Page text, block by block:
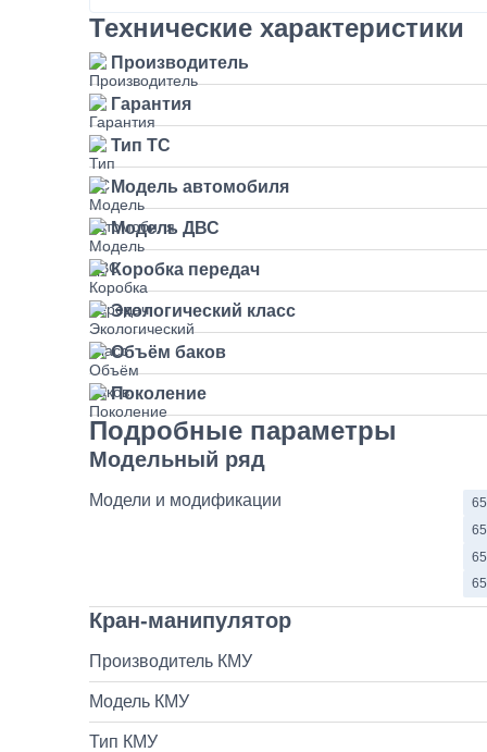
Технические характеристики
Производитель
Гарантия
Тип ТС
Модель автомобиля
Модель ДВС
Коробка передач
Экологический класс
Объём баков
Поколение
Подробные параметры
Модельный ряд
Модели и модификации
Кран-манипулятор
Производитель КМУ
Модель КМУ
Тип КМУ